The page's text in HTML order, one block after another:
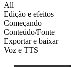
All
Edição e efeitos
Começando
Conteúdo/Fonte
Exportar e baixar
Voz e TTS